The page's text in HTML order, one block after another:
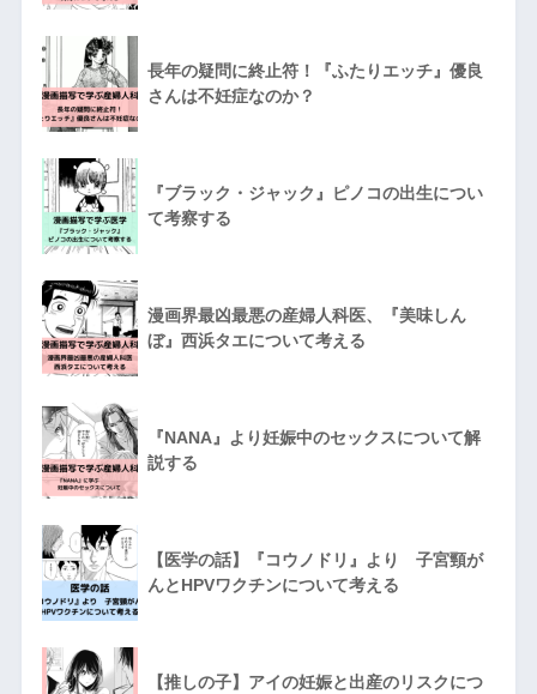
長年の疑問に終止符！『ふたりエッチ』優良
さんは不妊症なのか？
『ブラック・ジャック』ピノコの出生につい
て考察する
漫画界最凶最悪の産婦人科医、『美味しん
ぼ』西浜タエについて考える
『NANA』より妊娠中のセックスについて解
説する
【医学の話】『コウノドリ』より 子宮頸が
んとHPVワクチンについて考える
【推しの子】アイの妊娠と出産のリスクにつ